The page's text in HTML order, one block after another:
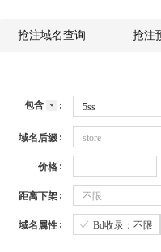
抢注域名查询 抢注
包含
域名后缀 store
价格
距离下架 不限
域名属性 Bd收录：不限